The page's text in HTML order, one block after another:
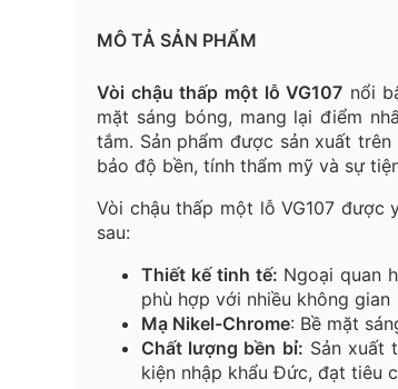
MÔ TẢ SẢN PHẨM
Vòi chậu thấp một lỗ VG107 nổi
mặt sáng bóng, mang lại điểm
tắm. Sản phẩm được sản xuất
bảo độ bền, tính thẩm mỹ và sự
Vòi chậu thấp một lỗ VG107 được
sau:
Thiết kế tinh tế: Ngoại quan
phù hợp với nhiều không gian
Mạ Nikel-Chrome: Bề mặt
Chất lượng bền bỉ: Sản xuất
kiện nhập khẩu Đức, đạt tiêu